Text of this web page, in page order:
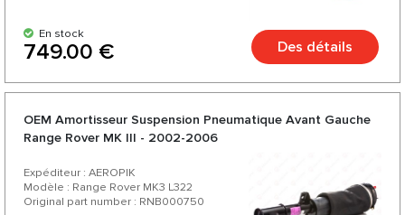
En stock
749.00 € Des détails
OEM Amortisseur Suspension Pneumatique Avant Gauche
Range Rover МК III - 2002-2006
Expéditeur : AEROPIK
Modèle : Range Rover MK3 L322
Original part number : RNB000750